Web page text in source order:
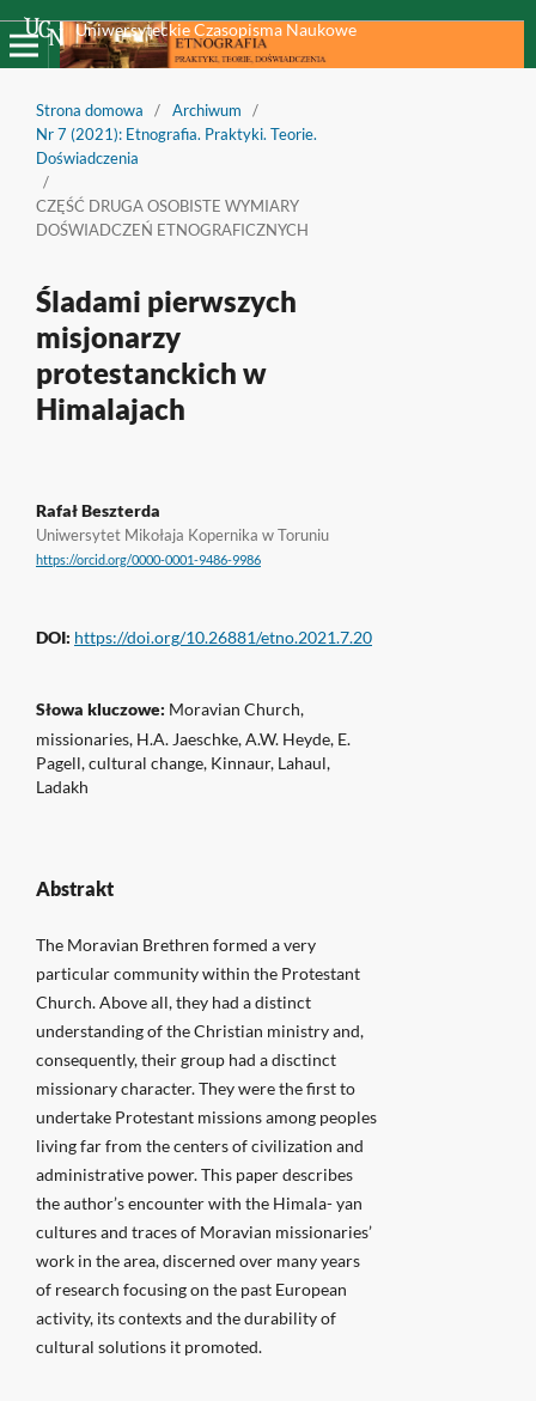
Uniwersyteckie Czasopisma Naukowe
Strona domowa / Archiwum
/
Nr 7 (2021): Etnografia. Praktyki. Teorie.
Doświadczenia
/
CZĘŚĆ DRUGA OSOBISTE WYMIARY
DOŚWIADCZEŃ ETNOGRAFICZNYCH
Śladami pierwszych
misjonarzy
protestanckich w
Himalajach
Rafał Beszterda
Uniwersytet Mikołaja Kopernika w Toruniu
https://orcid.org/0000-0001-9486-9986
DOI: https://doi.org/10.26881/etno.2021.7.20
Słowa kluczowe: Moravian Church,
missionaries, H.A. Jaeschke, A.W. Heyde, E.
Pagell, cultural change, Kinnaur, Lahaul,
Ladakh
Abstrakt
The Moravian Brethren formed a very
particular community within the Protestant
Church. Above all, they had a distinct
understanding of the Christian ministry and,
consequently, their group had a disctinct
missionary character. They were the first to
undertake Protestant missions among peoples
living far from the centers of civilization and
administrative power. This paper describes
the author’s encounter with the Himala- yan
cultures and traces of Moravian missionaries’
work in the area, discerned over many years
of research focusing on the past European
activity, its contexts and the durability of
cultural solutions it promoted.